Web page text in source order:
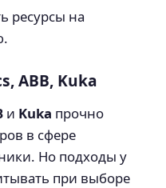
ресурсы на
ABB, Kuka
и Kuka прочно
в сфере
Но подходы у
при выборе